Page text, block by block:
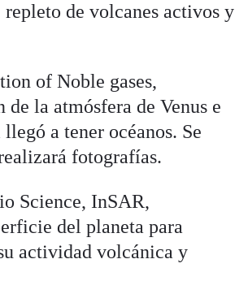
de volcanes activos y
of Noble gases,
la atmósfera de Venus e
a tener océanos. Se
fotografías.
Science, InSAR,
del planeta para
actividad volcánica y